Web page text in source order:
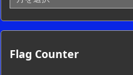
ー
カ
イ
一
Flag Counter